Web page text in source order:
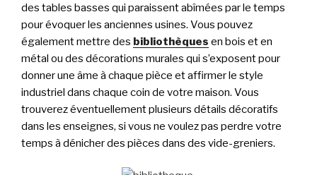
des tables basses qui paraissent abîmées par le temps
pour évoquer les anciennes usines. Vous pouvez
également mettre des bibliothèques en bois et en
métal ou des décorations murales qui s’exposent pour
donner une âme à chaque pièce et affirmer le style
industriel dans chaque coin de votre maison. Vous
trouverez éventuellement plusieurs détails décoratifs
dans les enseignes, si vous ne voulez pas perdre votre
temps à dénicher des pièces dans des vide-greniers.